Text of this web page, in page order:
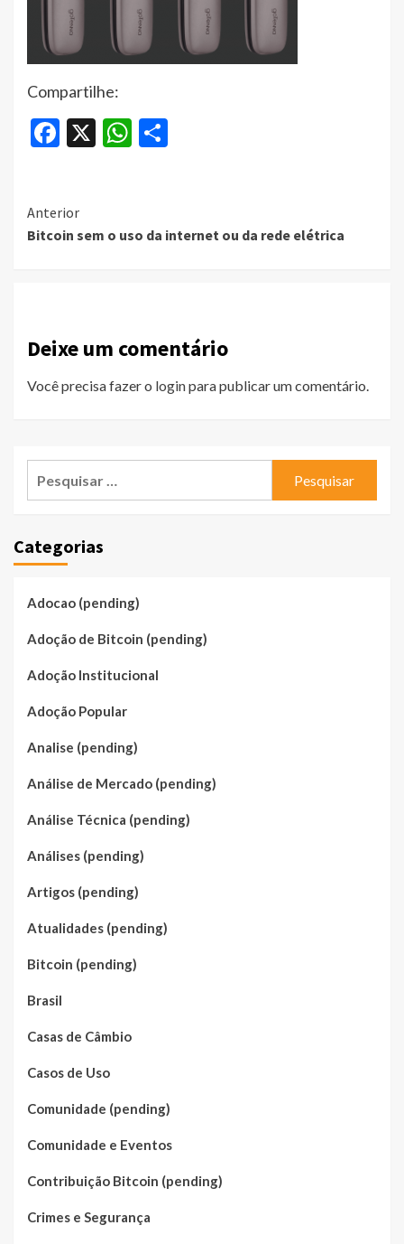
Compartilhe:
Facebook
X WhatsApp
Continue
Reading
Anterior
Bitcoin sem o uso da internet ou da rede elétrica
Deixe um comentário
Você precisa fazer o loginpara publicar um comentário.
Categorias
Adocao (pending)
Adoção de Bitcoin (pending)
Adoção Institucional
Adoção Popular
Analise (pending)
Análise de Mercado (pending)
Análise Técnica (pending)
Análises (pending)
Artigos (pending)
Atualidades (pending)
Bitcoin (pending)
Brasil
Casas de Câmbio
Casos de Uso
Comunidade (pending)
Comunidade e Eventos
Contribuição Bitcoin (pending)
Crimes e Segurança